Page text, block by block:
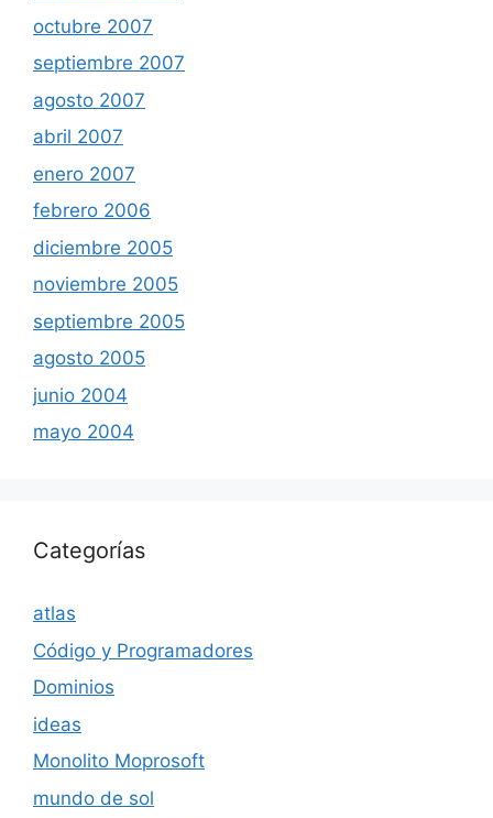
octubre 2007
septiembre 2007
agosto 2007
abril 2007
enero 2007
febrero 2006
diciembre 2005
noviembre 2005
septiembre 2005
agosto 2005
junio 2004
mayo 2004
Categorías
atlas
Código y Programadores
Dominios
ideas
Monolito Moprosoft
mundo de sol